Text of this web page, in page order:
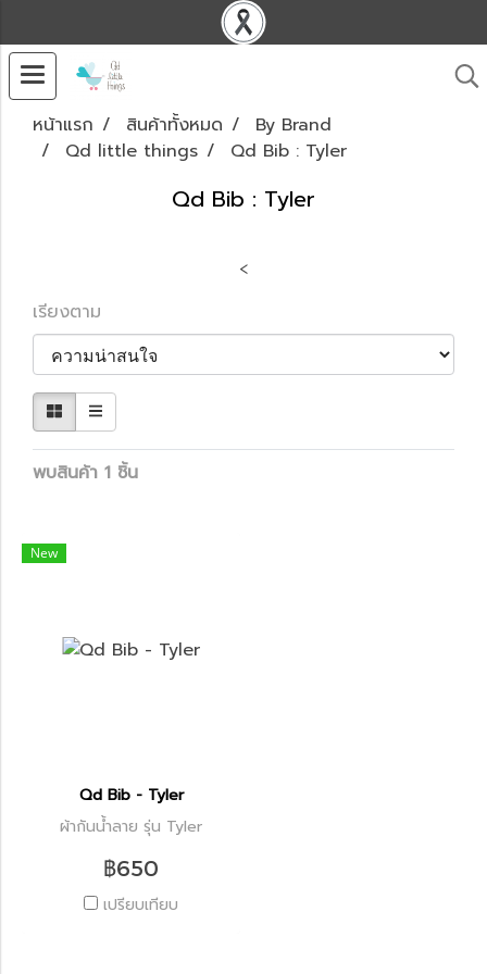
หน้าแรก สินค้าทั้งหมด
By Brand
Qd little things
Qd Bib : Tyler
Qd Bib : Tyler
<
เรียงตาม
พบสินค้า 1 ชิ้น
New
Qd Bib - Tyler
ผ้ากันน้ำลาย รุ่น Tyler
฿650
เปรียบเทียบ